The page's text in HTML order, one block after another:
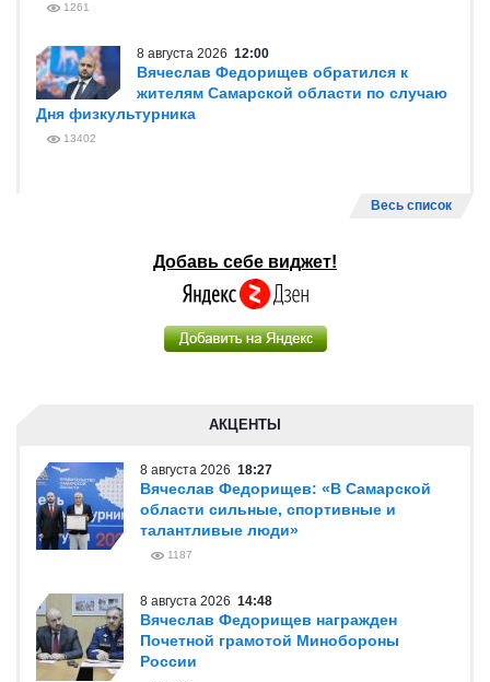
1261
8 августа 2026 12:00
Вячеслав Федорищев обратился к
жителям Самарской области по случаю
Дня физкультурника
13402
Весь список
Добавь себе виджет!
АКЦЕНТЫ
8 августа 2026 18:27
Вячеслав Федорищев: «В Самарской
области сильные, спортивные и
талантливые люди»
1187
8 августа 2026 14:48
Вячеслав Федорищев награжден
Почетной грамотой Минобороны
России